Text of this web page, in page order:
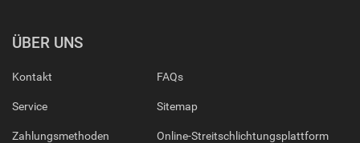
ÜBER UNS
Kontakt
Service
Zahlungsmethoden
FAQs
Sitemap
Online-Streitschlichtungsplattform